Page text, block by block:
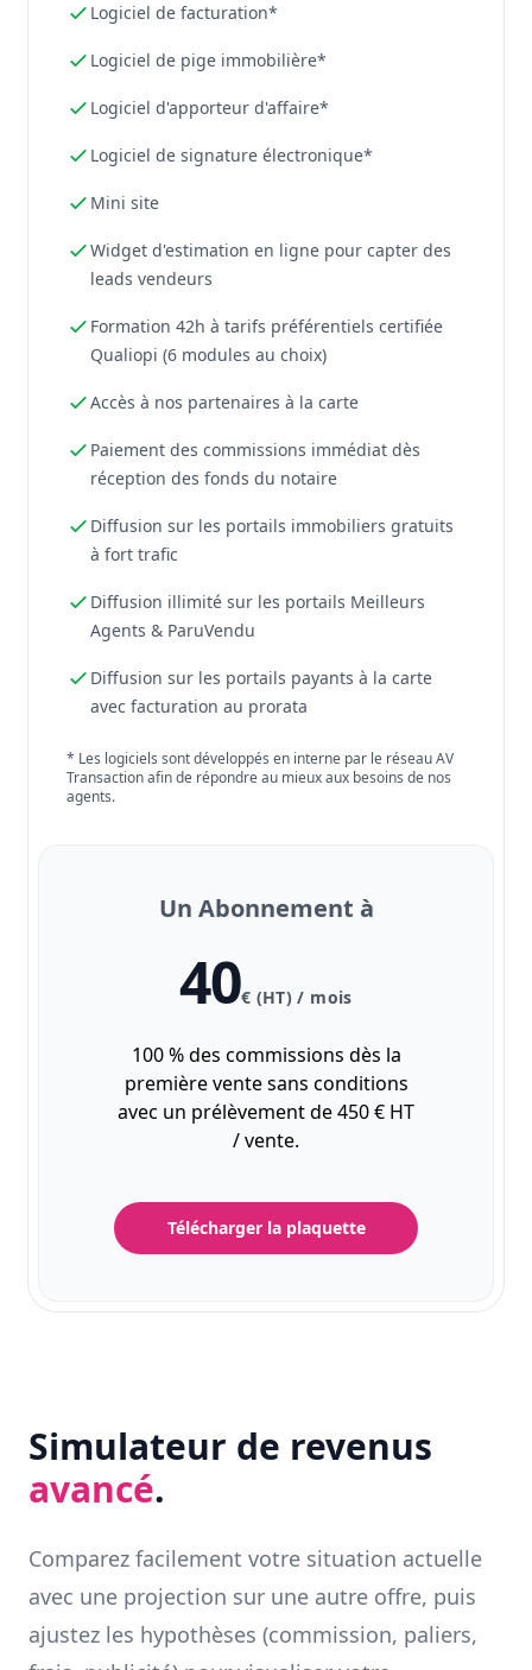
Logiciel de facturation*
Logiciel de pige immobilière*
Logiciel d'apporteur d'affaire*
Logiciel de signature électronique*
Mini site
Widget d'estimation en ligne pour capter des
leads vendeurs
Formation 42h à tarifs préférentiels certifiée
Qualiopi (6 modules au choix)
Accès à nos partenaires à la carte
Paiement des commissions immédiat dès
réception des fonds du notaire
Diffusion sur les portails immobiliers gratuits
à fort trafic
Diffusion illimité sur les portails Meilleurs
Agents & ParuVendu
Diffusion sur les portails payants à la carte
avec facturation au prorata
* Les logiciels sont développés en interne par le réseau AV
Transaction afin de répondre au mieux aux besoins de nos
agents.
Un Abonnement à
40€ (HT) / mois
100 % des commissions dès la
première vente sans conditions
avec un prélèvement de 450 € HT
/ vente.
Télécharger la plaquette
Simulateur de revenus
avancé.
Comparez facilement votre situation actuelle
avec une projection sur une autre offre, puis
ajustez les hypothèses (commission, paliers,